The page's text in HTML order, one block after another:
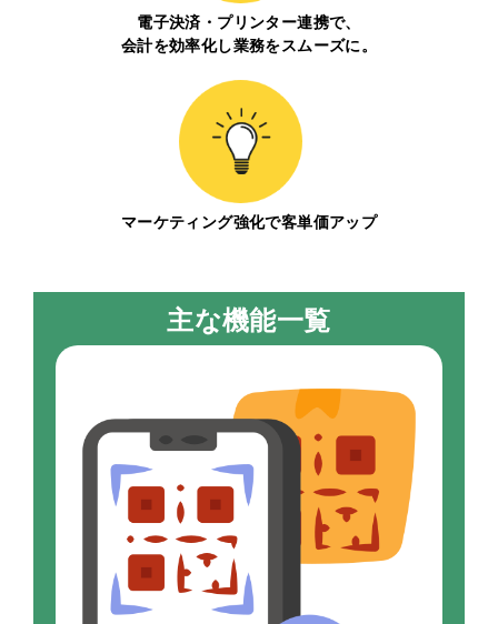
電子決済・プリンター連携で、
会計を効率化し業務をスムーズに。
マーケティング強化で客単価アップ
主な機能一覧